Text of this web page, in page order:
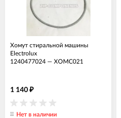
Хомут стиральной машины
Electrolux
1240477024 — ХОМС021
1 140 ₽
Нет в наличии